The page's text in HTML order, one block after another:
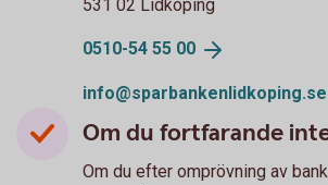
531 02 Lidköping
0510-54 55 00
info@sparbankenlidkoping.se
Om du fortfarande
Om du efter omprövning av